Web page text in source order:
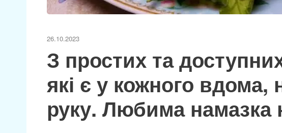
26.10.2023
З простих та доступних
які є у кожного
руку. Любима намазка